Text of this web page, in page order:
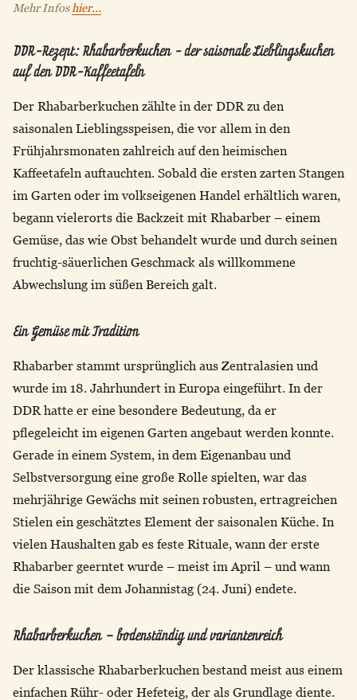
Mehr Infoshier...
DDR-Rezept: Rhabarberkuchen - der saisonale Lieblingskuchen
auf den DDR-Kaffeetafeln
Der Rhabarberkuchen zählte in der DDR zu den
saisonalen Lieblingsspeisen, die vor allem in den
Frühjahrsmonaten zahlreich auf den heimischen
Kaffeetafeln auftauchten. Sobald die ersten zarten Stangen
im Garten oder im volkseigenen Handel erhältlich waren,
begann vielerorts die Backzeit mit Rhabarber – einem
Gemüse, das wie Obst behandelt wurde und durch seinen
fruchtig-säuerlichen Geschmack als willkommene
Abwechslung im süßen Bereich galt.
Ein Gemüse mit Tradition
Rhabarber stammt ursprünglich aus Zentralasien und
wurde im 18. Jahrhundert in Europa eingeführt. In der
DDR hatte er eine besondere Bedeutung, da er
pflegeleicht im eigenen Garten angebaut werden konnte.
Gerade in einem System, in dem Eigenanbau und
Selbstversorgung eine große Rolle spielten, war das
mehrjährige Gewächs mit seinen robusten, ertragreichen
Stielen ein geschätztes Element der saisonalen Küche. In
vielen Haushalten gab es feste Rituale, wann der erste
Rhabarber geerntet wurde – meist im April – und wann
die Saison mit dem Johannistag (24. Juni) endete.
Rhabarberkuchen – bodenständig und variantenreich
Der klassische Rhabarberkuchen bestand meist aus einem
einfachen Rühr- oder Hefeteig, der als Grundlage diente.